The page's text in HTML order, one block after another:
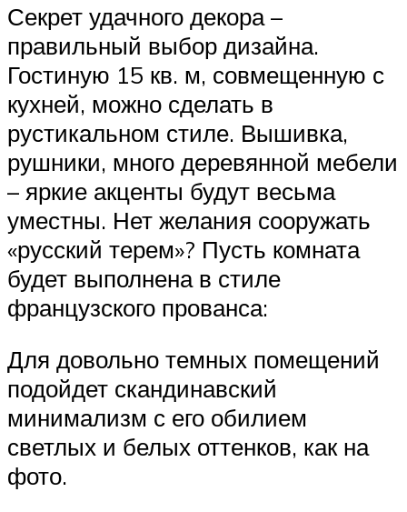
Секрет удачного декора –
правильный выбор дизайна.
Гостиную 15 кв. м, совмещенную с
кухней, можно сделать в
рустикальном стиле. Вышивка,
рушники, много деревянной мебели
– яркие акценты будут весьма
уместны. Нет желания сооружать
«русский терем»? Пусть комната
будет выполнена в стиле
французского прованса:
Для довольно темных помещений
подойдет скандинавский
минимализм с его обилием
светлых и белых оттенков, как на
фото.